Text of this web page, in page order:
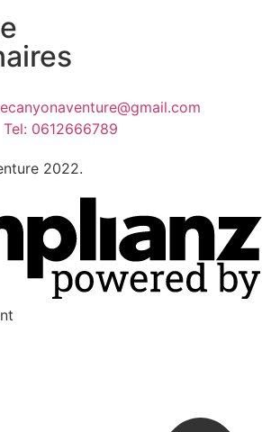
Tel: 0612666789
2022.